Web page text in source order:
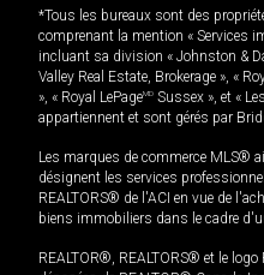
*Tous les bureaux sont des
comprenant la mention « Services
incluant sa division « Johnston &
Valley Real Estate, Brokerage », «
», « Royal LePageMD Sussex », et «
appartiennent et sont gérés par
Les marques de commerce MLS®
désignent les services
REALTORS® de l'ACI en vue de
biens immobiliers dans le cadre
REALTOR®, REALTORS® et le